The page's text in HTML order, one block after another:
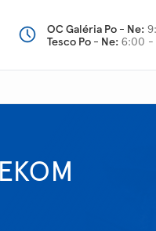
OC Galéria Po - Ne:
Tesco Po - Ne: 6:00 -